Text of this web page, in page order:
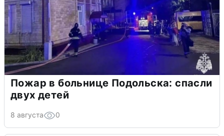
Пожар в больнице Подольска: спасли
двух детей
8 августа 0